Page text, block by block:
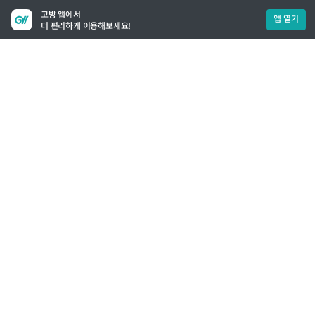
고방 앱에서
더 편리하게 이용해보세요!
앱 열기